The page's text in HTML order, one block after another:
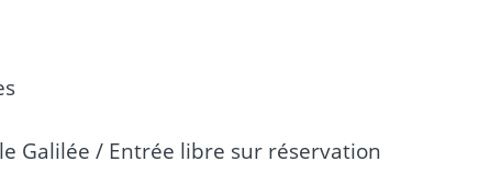
Galilée / Entrée libre sur réservation